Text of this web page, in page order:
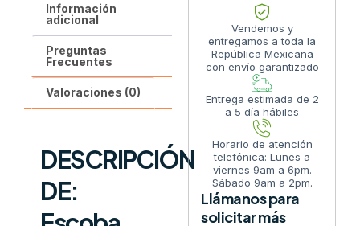
Información
adicional
Preguntas
Frecuentes
Valoraciones (0)
DESCRIPCIÓN
DE:
Vendemos y
entregamos a toda la
República Mexicana
con envío garantizado
Entrega estimada de 2
a 5 día hábiles
Horario de atención
telefónica: Lunes a
viernes 9am a 6pm.
Sábado 9am a 2pm.
Llámanos para
solicitar más